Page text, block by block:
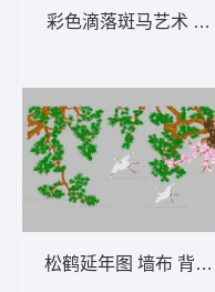
彩色滴落斑马艺术
松鹤延年图 墙布 背